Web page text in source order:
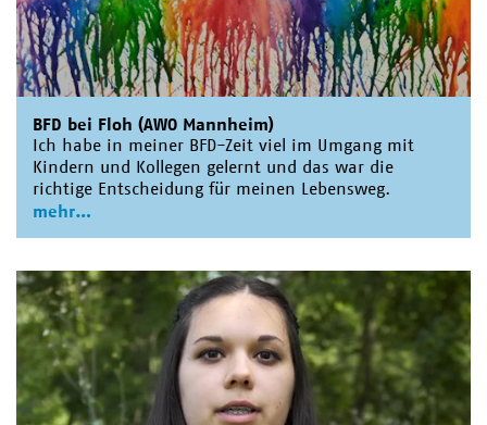
BFD bei Floh (AWO Mannheim)
Ich habe in meiner BFD-Zeit viel im Umgang mit
Kindern und Kollegen gelernt und das war die
richtige Entscheidung für meinen Lebensweg.
mehr